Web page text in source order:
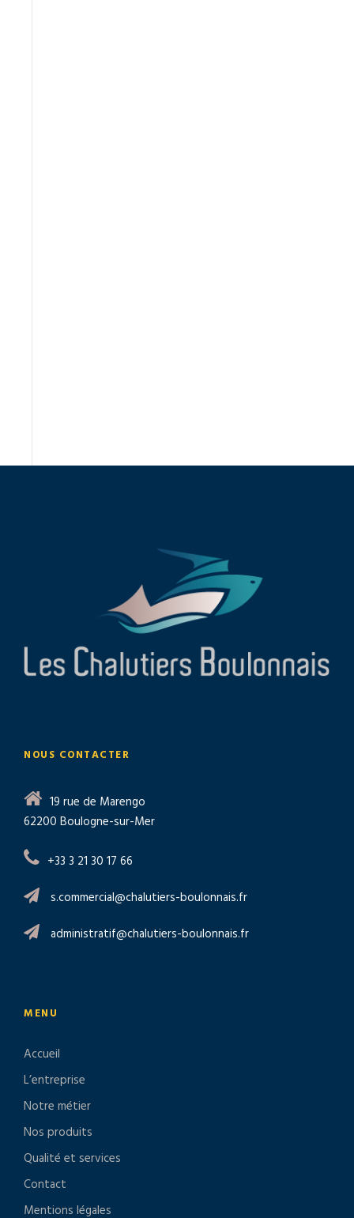
NOUS CONTACTER
19 rue de Marengo
62200 Boulogne-sur-Mer
+33 3 21 30 17 66
s.commercial@chalutiers-boulonnais.fr
administratif@chalutiers-boulonnais.fr
MENU
Accueil
L’entreprise
Notre métier
Nos produits
Qualité et services
Contact
Mentions légales